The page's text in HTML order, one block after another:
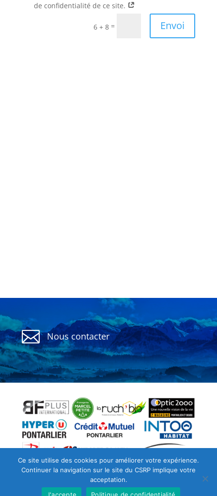
de confidentialité de ce site.
6 + 8 = Envoi
 Nous contacter
CGU
Archives
Ce site utilise des cookies pour améliorer votre expérience.
Continuer la navigation sur le site du CSRP implique votre
acceptation.
J'accepte
Politique de confidentialité